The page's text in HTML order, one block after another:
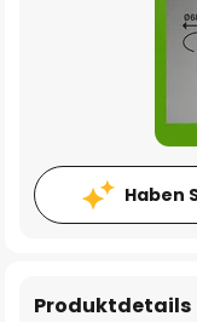
Haben
Produktdetails